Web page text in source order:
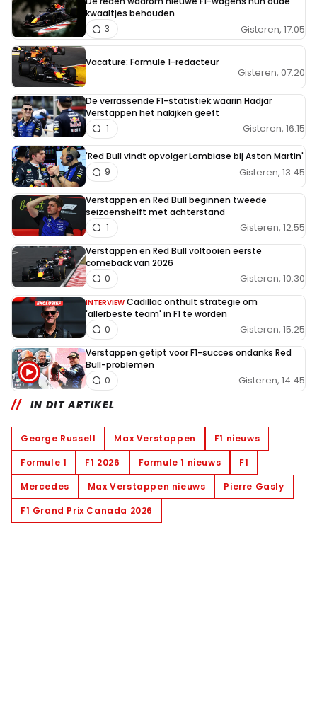
kwaaltjes behouden
Gisteren, 17:05
3
Vacature: Formule 1-redacteur
Gisteren, 07:20
De verrassende F1-statistiek waarin Hadjar
Verstappen het nakijken geeft
Gisteren, 16:15
1
'Red Bull vindt opvolger Lambiase bij Aston Martin'
Gisteren, 13:45
9
Verstappen en Red Bull beginnen tweede
seizoenshelft met achterstand
Gisteren, 12:55
1
Verstappen en Red Bull voltooien eerste
comeback van 2026
Gisteren, 10:30
0
INTERVIEW Cadillac onthult strategie om
'allerbeste team' in F1 te worden
Gisteren, 15:25
0
Verstappen getipt voor F1-succes ondanks Red
Bull-problemen
Gisteren, 14:45
0
IN DIT ARTIKEL
George Russell Max Verstappen
F1 nieuws
Formule 1
F1 2026 Formule 1 nieuws
F1
Mercedes
Max Verstappen nieuws
Pierre Gasly
F1 Grand Prix Canada 2026